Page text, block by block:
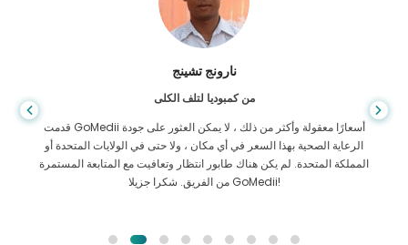
شاندها داس
من بنغلاديش لأمراض الجهاز الهضمي
لقد شكرت ابني وفريق GoMedii الرائع الذي ساعدني في رحلتي من
بنغلاديش إلى الهند لتلقي العلاج. لقد اتخذنا الخيار الصحيح في اختيار
GoMedii. حتى بعد العلاج يحتفظون بعلاقة قوية معنا